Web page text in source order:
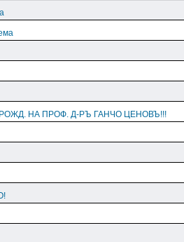
НА ПРОФ. Д-РЪ ГАНЧО ЦЕНОВЪ!!!